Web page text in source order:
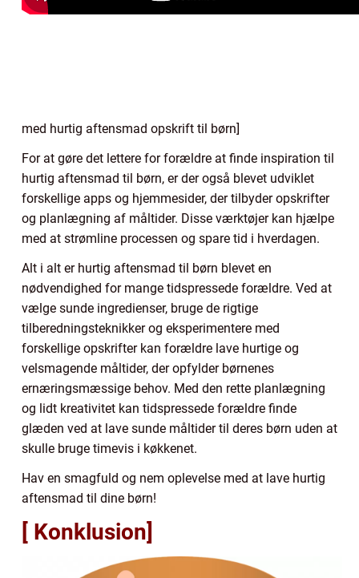
med hurtig aftensmad opskrift til børn]
For at gøre det lettere for forældre at finde inspiration til
hurtig aftensmad til børn, er der også blevet udviklet
forskellige apps og hjemmesider, der tilbyder opskrifter
og planlægning af måltider. Disse værktøjer kan hjælpe
med at strømline processen og spare tid i hverdagen.
Alt i alt er hurtig aftensmad til børn blevet en
nødvendighed for mange tidspressede forældre. Ved at
vælge sunde ingredienser, bruge de rigtige
tilberedningsteknikker og eksperimentere med
forskellige opskrifter kan forældre lave hurtige og
velsmagende måltider, der opfylder børnenes
ernæringsmæssige behov. Med den rette planlægning
og lidt kreativitet kan tidspressede forældre finde
glæden ved at lave sunde måltider til deres børn uden at
skulle bruge timevis i køkkenet.
Hav en smagfuld og nem oplevelse med at lave hurtig
aftensmad til dine børn!
[ Konklusion]